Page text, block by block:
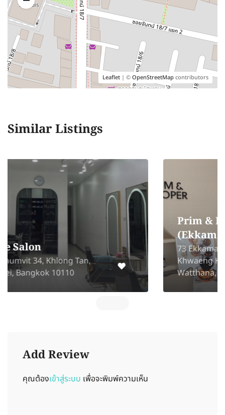
Leaflet | ©OpenStreetMapcontributors
Similar Listings
Prim & Proper Hair Bar
(Ekkamai 10)
73 Ekkamai 10 Alley, Lane 4,
Khwaeng Khlong Tan Nuea,
Watthana, Bangkok 10110
Add Review
คุณต้องเข้าสู่ระบบ เพื่อจะพิมพ์ความเห็น